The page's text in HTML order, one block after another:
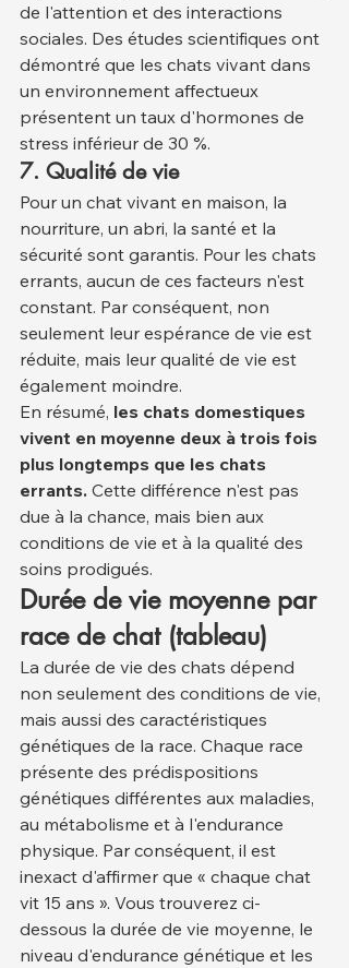
de l'attention et des interactions
sociales. Des études scientifiques ont
démontré que les chats vivant dans
un environnement affectueux
présentent un taux d'hormones de
stress inférieur de 30 %.
7. Qualité de vie
Pour un chat vivant en maison, la
nourriture, un abri, la santé et la
sécurité sont garantis. Pour les chats
errants, aucun de ces facteurs n'est
constant. Par conséquent, non
seulement leur espérance de vie est
réduite, mais leur qualité de vie est
également moindre.
En résumé, les chats domestiques
vivent en moyenne deux à trois fois
plus longtemps que les chats
errants. Cette différence n'est pas
due à la chance, mais bien aux
conditions de vie et à la qualité des
soins prodigués.
Durée de vie moyenne par
race de chat (tableau)
La durée de vie des chats dépend
non seulement des conditions de vie,
mais aussi des caractéristiques
génétiques de la race. Chaque race
présente des prédispositions
génétiques différentes aux maladies,
au métabolisme et à l'endurance
physique. Par conséquent, il est
inexact d'affirmer que « chaque chat
vit 15 ans ». Vous trouverez ci-
dessous la durée de vie moyenne, le
niveau d'endurance génétique et les